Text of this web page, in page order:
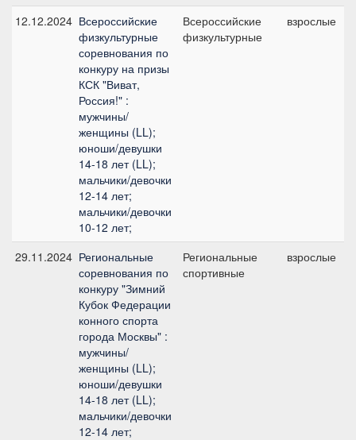
12.12.2024 Всероссийские
физкультурные
соревнования по
конкуру на призы
КСК "Виват,
Россия!" :
мужчины/
женщины (LL);
юноши/девушки
14-18 лет (LL);
мальчики/девочки
12-14 лет;
мальчики/девочки
10-12 лет;
Всероссийские
физкультурные
взрослые
29.11.2024 Региональные
соревнования по
конкуру "Зимний
Кубок Федерации
конного спорта
города Москвы" :
мужчины/
женщины (LL);
юноши/девушки
14-18 лет (LL);
мальчики/девочки
12-14 лет;
Региональные
спортивные
взрослые